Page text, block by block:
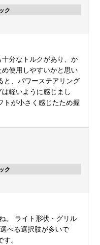
ク
分なトルクがあり、か
使用しやすいかと思い
軽いように感じまし
トが小さく感じたため握
ク
。 ライト形状・グリル
べる選択肢が多いで
。